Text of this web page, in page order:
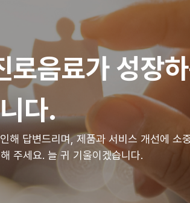
로음료가 성장
다.
해 답변드리며, 제품과 서비스 개선에 소
주세요. 늘 귀 기울이겠습니다.